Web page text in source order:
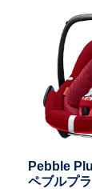
Pebble
ペブルプ